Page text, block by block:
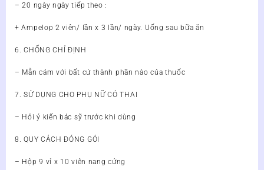
– 20 ngày ngày tiếp theo :
+ Ampelop 2 viên/ lần x 3 lần/ ngày. Uống sau bữa ăn
6. CHỐNG CHỈ ĐỊNH
– Mẫn cảm với bất cứ thành phần nào của thuốc
7. SỬ DỤNG CHO PHỤ NỮ CÓ THAI
– Hỏi ý kiến bác sỹ trước khi dùng
8. QUY CÁCH ĐÓNG GÓI
– Hộp 9 vỉ x 10 viên nang cứng